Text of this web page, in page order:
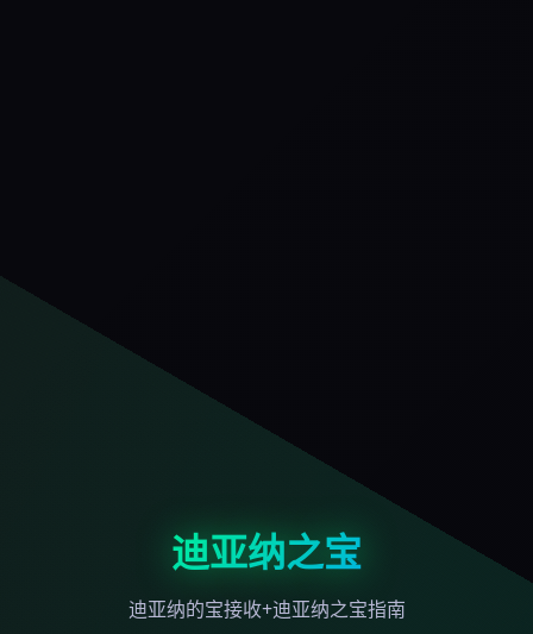
迪亚纳之宝
迪亚纳的宝接收+迪亚纳之宝指南